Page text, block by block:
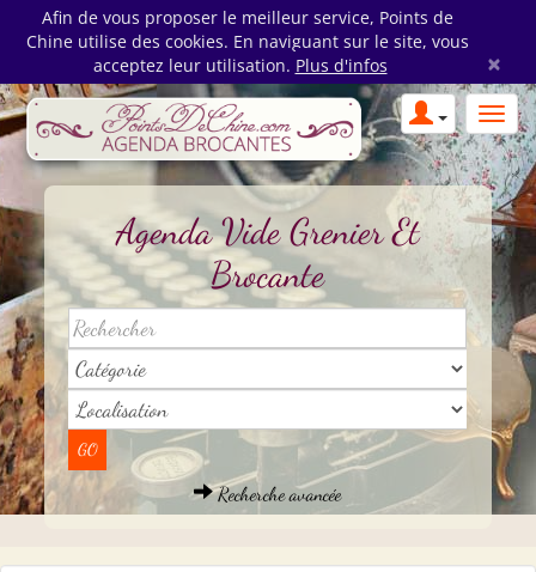
Afin de vous proposer le meilleur service, Points de
Chine utilise des cookies. En naviguant sur le site, vous
acceptez leur utilisation. Plus d'infos ×
Agenda Vide Grenier Et
Brocante
Recherche avancée